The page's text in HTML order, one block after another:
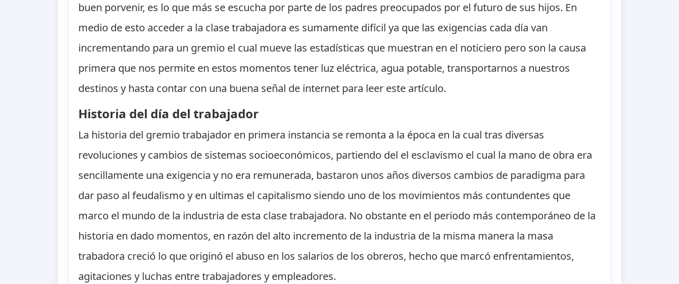
buen porvenir, es lo que más se escucha por parte de los padres preocupados por el futuro de sus hijos. En
medio de esto acceder a la clase trabajadora es sumamente difícil ya que las exigencias cada día van
incrementando para un gremio el cual mueve las estadísticas que muestran en el noticiero pero son la causa
primera que nos permite en estos momentos tener luz eléctrica, agua potable, transportarnos a nuestros
destinos y hasta contar con una buena señal de internet para leer este artículo.
Historia del día del trabajador
La historia del gremio trabajador en primera instancia se remonta a la época en la cual tras diversas
revoluciones y cambios de sistemas socioeconómicos, partiendo del el esclavismo el cual la mano de obra era
sencillamente una exigencia y no era remunerada, bastaron unos años diversos cambios de paradigma para
dar paso al feudalismo y en ultimas el capitalismo siendo uno de los movimientos más contundentes que
marco el mundo de la industria de esta clase trabajadora. No obstante en el periodo más contemporáneo de la
historia en dado momentos, en razón del alto incremento de la industria de la misma manera la masa
trabadora creció lo que originó el abuso en los salarios de los obreros, hecho que marcó enfrentamientos,
agitaciones y luchas entre trabajadores y empleadores.